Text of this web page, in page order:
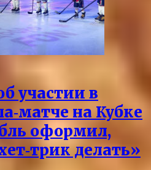
участии в
на Кубке
оформил,
делать»